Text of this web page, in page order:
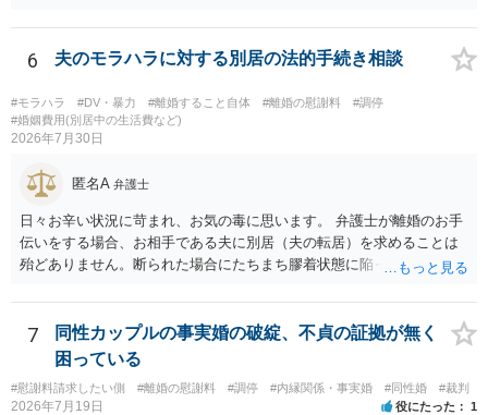
て、ご検討いただくのが良いかと思います。
6 夫のモラハラに対する別居の法的手続き相談
#モラハラ #DV・暴力 #離婚すること自体 #離婚の慰謝料
#調停
#婚姻費用(別居中の生活費など)
2026年7月30日
匿名A 弁護士
日々お辛い状況に苛まれ、お気の毒に思います。 弁護士が離婚のお手
伝いをする場合、お相手である夫に別居（夫の転居）を求めることは
殆どありません。断られた場合にたちまち膠着状態に陥ってしまうの
高いためです。 実務的には、ご相談者さまが転居する形で離婚協議等
を進める選択を採らざるを得ないことが圧倒的多数です。
7
同性カップルの事実婚の破綻、不貞の証拠が無く
困っている
#慰謝料請求したい側 #離婚の慰謝料 #調停 #内縁関係・事実婚 #同性婚 #裁判
2026年7月19日 役にたった 1